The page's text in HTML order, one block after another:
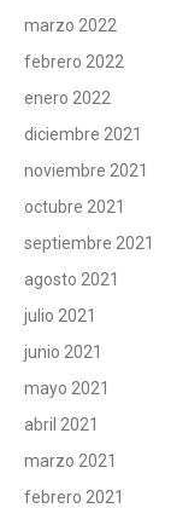
marzo 2022
febrero 2022
enero 2022
diciembre 2021
noviembre 2021
octubre 2021
septiembre 2021
agosto 2021
julio 2021
junio 2021
mayo 2021
abril 2021
marzo 2021
febrero 2021